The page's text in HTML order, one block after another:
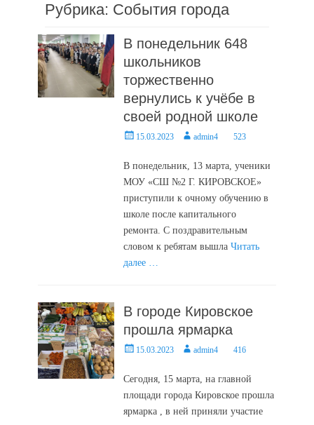
Рубрика: События города
В понедельник 648
школьников
торжественно
вернулись к учёбе в
своей родной школе
Posted15.03.2023 Authoradmin4 523
В понедельник, 13 марта, ученики
МОУ «СШ №2 Г. КИРОВСКОЕ»
приступили к очному обучению в
школе после капитального
ремонта. С поздравительным
словом к ребятам вышлаЧитать
далее …
В городе Кировское
прошла ярмарка
Posted15.03.2023 Authoradmin4 416
Сегодня, 15 марта, на главной
площади города Кировское прошла
ярмарка , в ней приняли участие